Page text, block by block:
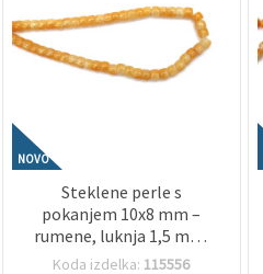
NOVO
Steklene perle s
pokanjem 10x8 mm –
rumene, luknja 1,5 mm,
niz ~100 kos – idealne za
Koda izdelka: 115556